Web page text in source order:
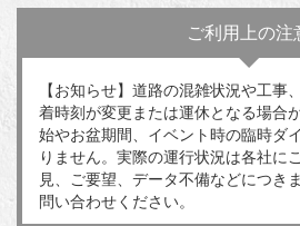
ご利用上の注
【お知らせ】道路の混雑状況や工事
着時刻が変更または運休となる場合
始やお盆期間、イベント時の臨時ダ
りません。実際の運行状況は各社に
見、ご要望、データ不備などにつき
問い合わせください。